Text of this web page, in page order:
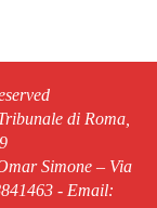
di Roma,
Simone – Via
- Email: